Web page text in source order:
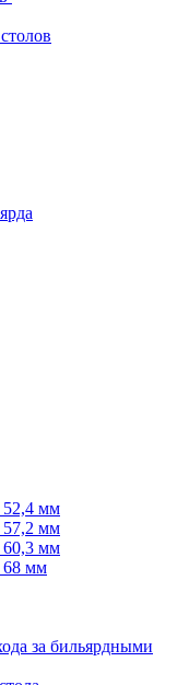
52,4 мм
57,2 мм
60,3 мм
68 мм
за бильярдными